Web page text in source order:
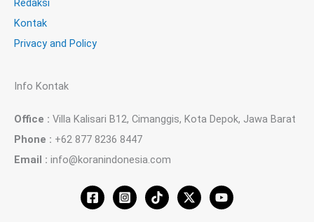
Redaksi
Kontak
Privacy and Policy
Info Kontak
Office : Villa Kalisari B12, Cimanggis, Kota Depok, Jawa Barat
Phone : +62 877 8236 8447
Email : info@koranindonesia.com